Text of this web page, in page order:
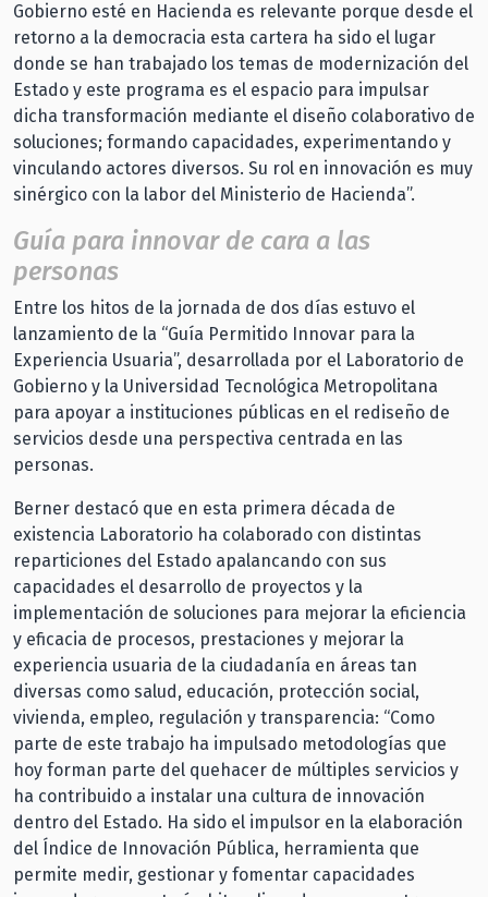
Gobierno esté en Hacienda es relevante porque desde el
retorno a la democracia esta cartera ha sido el lugar
donde se han trabajado los temas de modernización del
Estado y este programa es el espacio para impulsar
dicha transformación mediante el diseño colaborativo de
soluciones; formando capacidades, experimentando y
vinculando actores diversos. Su rol en innovación es muy
sinérgico con la labor del Ministerio de Hacienda”.
Guía para innovar de cara a las
personas
Entre los hitos de la jornada de dos días estuvo el
lanzamiento de la “Guía Permitido Innovar para la
Experiencia Usuaria”, desarrollada por el Laboratorio de
Gobierno y la Universidad Tecnológica Metropolitana
para apoyar a instituciones públicas en el rediseño de
servicios desde una perspectiva centrada en las
personas.
Berner destacó que en esta primera década de
existencia Laboratorio ha colaborado con distintas
reparticiones del Estado apalancando con sus
capacidades el desarrollo de proyectos y la
implementación de soluciones para mejorar la eficiencia
y eficacia de procesos, prestaciones y mejorar la
experiencia usuaria de la ciudadanía en áreas tan
diversas como salud, educación, protección social,
vivienda, empleo, regulación y transparencia: “Como
parte de este trabajo ha impulsado metodologías que
hoy forman parte del quehacer de múltiples servicios y
ha contribuido a instalar una cultura de innovación
dentro del Estado. Ha sido el impulsor en la elaboración
del Índice de Innovación Pública, herramienta que
permite medir, gestionar y fomentar capacidades